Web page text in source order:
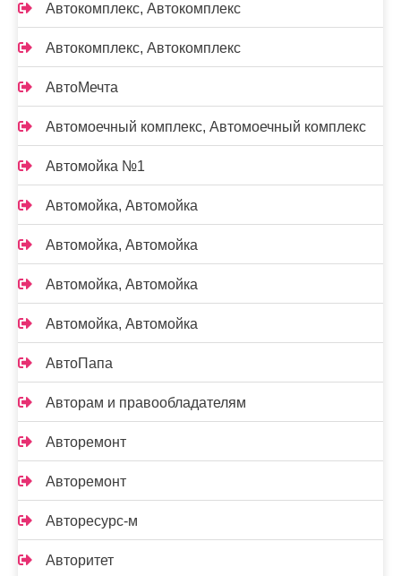
Автокомплекс, Автокомплекс
Автокомплекс, Автокомплекс
АвтоМечта
Автомоечный комплекс, Автомоечный комплекс
Автомойка №1
Автомойка, Автомойка
Автомойка, Автомойка
Автомойка, Автомойка
Автомойка, Автомойка
АвтоПапа
Авторам и правообладателям
Авторемонт
Авторемонт
Авторесурс-м
Авторитет